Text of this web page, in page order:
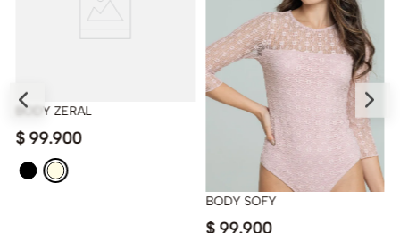
BODY ZERAL
$ 99.900
BODY SOFY
$ 99.900